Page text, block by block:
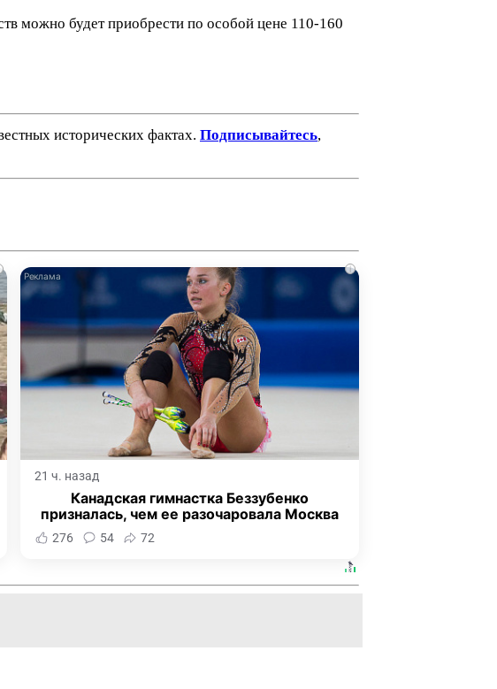
можно будет приобрести по особой цене 110-160
исторических фактах. Подписывайтесь,
i
21 ч. назад
Канадская гимнастка Беззубенко
призналась, чем ее разочаровала Москва
276 54 72